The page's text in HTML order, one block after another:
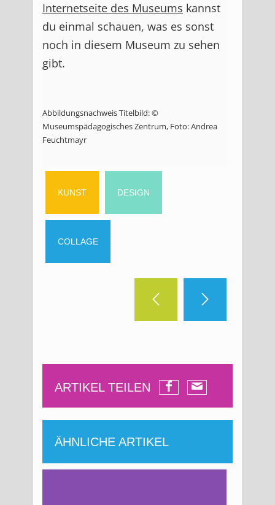
Internetseite des Museums kannst
du einmal schauen, was es sonst
noch in diesem Museum zu sehen
gibt.
Abbildungsnachweis Titelbild: ©
Museumspädagogisches Zentrum, Foto: Andrea
Feuchtmayr
KUNST DESIGN
COLLAGE
ARTIKEL TEILEN
ÄHNLICHE ARTIKEL